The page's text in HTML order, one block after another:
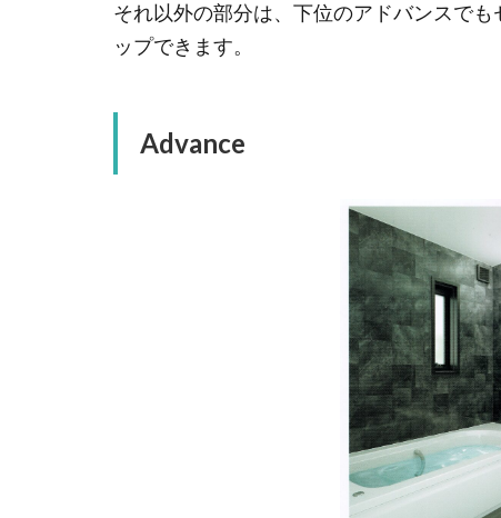
それ以外の部分は、下位のアドバンスで
ップできます。
Advance